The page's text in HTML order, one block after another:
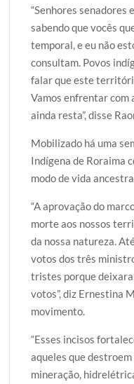
“Senhores senadores
sabendo que vocês
temporal, e eu não
consultam. Povos
falar que este
Vamos enfrentar com
ainda resta”, disse
Mobilizado há uma
Indígena de Roraima
modo de vida
“A aprovação do
morte aos nossos
da nossa natureza.
votos dos três
tristes porque
votos”, diz Ernestina
movimento.
“Esses incisos
aqueles que
mineração,